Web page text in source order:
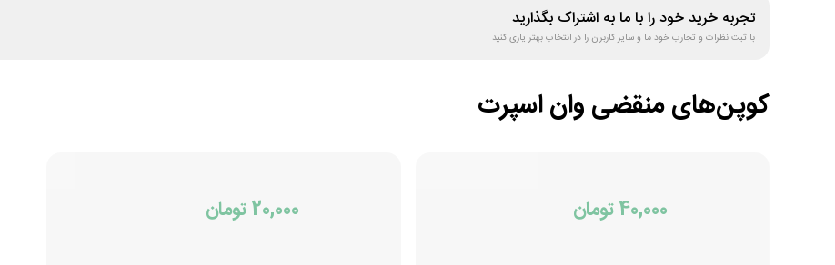
تجربه خرید خود را با ما به اشتراک بگذارید
با ثبت نظرات و تجارب خود ما و سایر کاربران را در انتخاب بهتر یاری کنید
کوپن‌های منقضیوان اسپرت
40,000 تومان 20,000 تومان